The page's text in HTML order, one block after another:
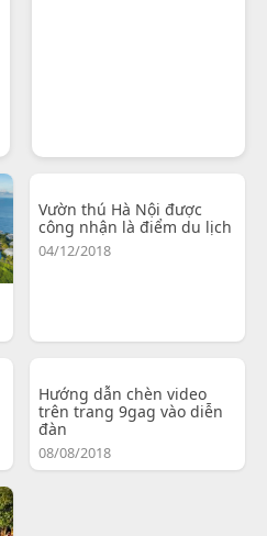
Vườn thú Hà Nội được
công nhận là điểm du lịch
04/12/2018
Hướng dẫn chèn video
trên trang 9gag vào diễn
đàn
08/08/2018